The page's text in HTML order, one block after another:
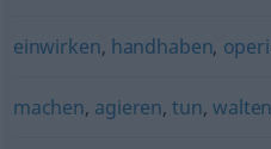
einwirken, handhaben,
machen, agieren,tun,walten